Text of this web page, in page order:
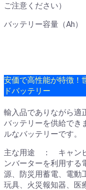
ご注意ください）
バッテリー容量（Ah）
安価で高性能が特徴！
ドバッテリー
輸入品でありながら適
バッテリーを供給でき
ルなバッテリーです。
主な用途 ： キャンピ
ンバーターを利用する
源、防災用蓄電、電動
玩具、火災報知器、医